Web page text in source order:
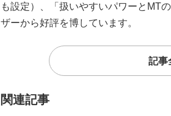
も設定）、「扱いやすいパワーとMT
ザーから好評を博しています。
記事
関連記事